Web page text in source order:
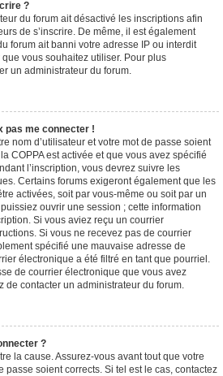
?
du forum ait désactivé les inscriptions afin
de s’inscrire. De même, il est également
forum ait banni votre adresse IP ou interdit
que vous souhaitez utiliser. Pour plus
un administrateur du forum.
pas me connecter !
nom d’utilisateur et votre mot de passe soient
COPPA est activée et que vous avez spécifié
l’inscription, vous devrez suivre les
Certains forums exigeront également que les
activées, soit par vous-même ou soit par un
ouvrir une session ; cette information
Si vous aviez reçu un courrier
Si vous ne recevez pas de courrier
spécifié une mauvaise adresse de
électronique a été filtré en tant que pourriel.
de courrier électronique que vous avez
de contacter un administrateur du forum.
?
la cause. Assurez-vous avant tout que votre
passe soient corrects. Si tel est le cas, contactez